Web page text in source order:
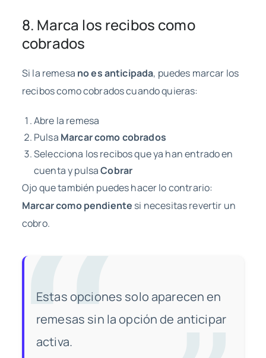
8. Marca los recibos como
cobrados
Si la remesa no es anticipada, puedes marcar los
recibos como cobrados cuando quieras:
Abre la remesa
Pulsa Marcar como cobrados
Selecciona los recibos que ya han entrado en
cuenta y pulsaCobrar
Ojo que también puedes hacer lo contrario:
Marcar como pendiente si necesitas revertir un
cobro.
Estas opciones solo aparecen en
remesas sin la opción de anticipar
activa.